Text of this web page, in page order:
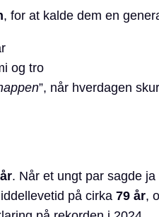
, for at kalde dem en
og tro
”, når hverdagen
. Når et ungt par sagde
på cirka 79 år,